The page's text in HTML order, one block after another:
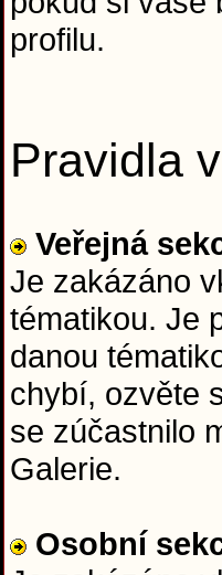
profilu.
Pravidla
Veřejná
Je zakázáno
tématikou. Je
danou
chybí, ozvěte
se zúčastnilo
Galerie.
Osobní